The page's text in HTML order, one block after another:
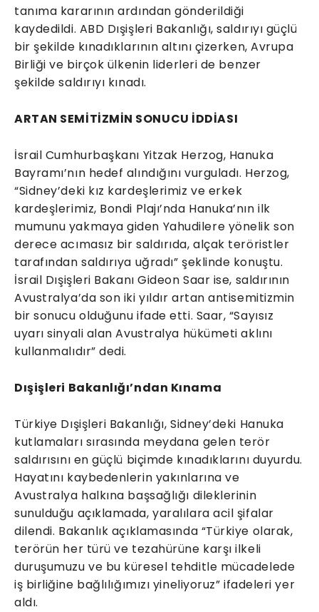
tanıma kararının ardından gönderildiği
kaydedildi. ABD Dışişleri Bakanlığı, saldırıyı güçlü
bir şekilde kınadıklarının altını çizerken, Avrupa
Birliği ve birçok ülkenin liderleri de benzer
şekilde saldırıyı kınadı.
ARTAN SEMİTİZMİN SONUCU İDDİASI
İsrail Cumhurbaşkanı Yitzak Herzog, Hanuka
Bayramı’nın hedef alındığını vurguladı. Herzog,
“Sidney’deki kız kardeşlerimiz ve erkek
kardeşlerimiz, Bondi Plajı’nda Hanuka’nın ilk
mumunu yakmaya giden Yahudilere yönelik son
derece acımasız bir saldırıda, alçak teröristler
tarafından saldırıya uğradı” şeklinde konuştu.
İsrail Dışişleri Bakanı Gideon Saar ise, saldırının
Avustralya’da son iki yıldır artan antisemitizmin
bir sonucu olduğunu ifade etti. Saar, “Sayısız
uyarı sinyali alan Avustralya hükümeti aklını
kullanmalıdır” dedi.
Dışişleri Bakanlığı’ndan Kınama
Türkiye Dışişleri Bakanlığı, Sidney’deki Hanuka
kutlamaları sırasında meydana gelen terör
saldırısını en güçlü biçimde kınadıklarını duyurdu.
Hayatını kaybedenlerin yakınlarına ve
Avustralya halkına başsağlığı dileklerinin
sunulduğu açıklamada, yaralılara acil şifalar
dilendi. Bakanlık açıklamasında “Türkiye olarak,
terörün her türü ve tezahürüne karşı ilkeli
duruşumuzu ve bu küresel tehditle mücadelede
iş birliğine bağlılığımızı yineliyoruz” ifadeleri yer
aldı.